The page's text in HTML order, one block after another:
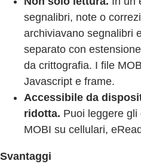
segnalibri, note o
archiviavano segnalibri
separato con
da crittografia. I file
Javascript e frame.
Accessibile da
ridotta. Puoi leggere
MOBI su cellulari,
Svantaggi